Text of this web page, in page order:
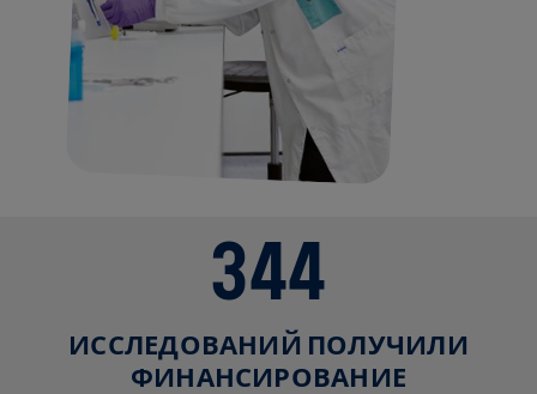
344
ИССЛЕДОВАНИЙ ПОЛУЧИЛИ
ФИНАНСИРОВАНИЕ